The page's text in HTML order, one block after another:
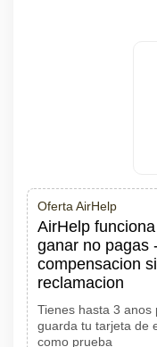
Oferta AirHelp
AirHelp
ganar no pagas
compensacion
reclamacion
Tienes hasta 3
guarda tu tarjeta de
como prueba